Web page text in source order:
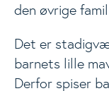
den øvrige
Det er
barnets lille
Derfor spiser